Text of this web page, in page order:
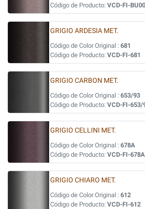
Código de Producto: VCD-FI-
GRIGIO ARDESIA MET.
Código de Color Original : 681
Código de Producto: VCD-FI-681
GRIGIO CARBON MET.
Código de Color Original : 653/93
Código de Producto: VCD-FI-653/
GRIGIO CELLINI MET.
Código de Color Original : 678A
Código de Producto: VCD-FI-678A
GRIGIO CHIARO MET.
Código de Color Original : 612
Código de Producto: VCD-FI-612